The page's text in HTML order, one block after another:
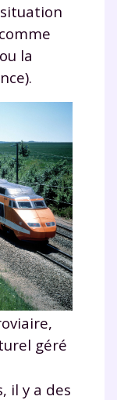
la
géré
il y a des